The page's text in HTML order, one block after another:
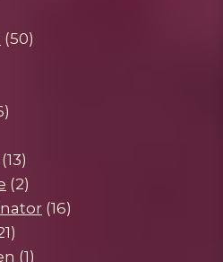
5050
496
1313
Produkte
22
Produkte
1616
221
Produkte
11